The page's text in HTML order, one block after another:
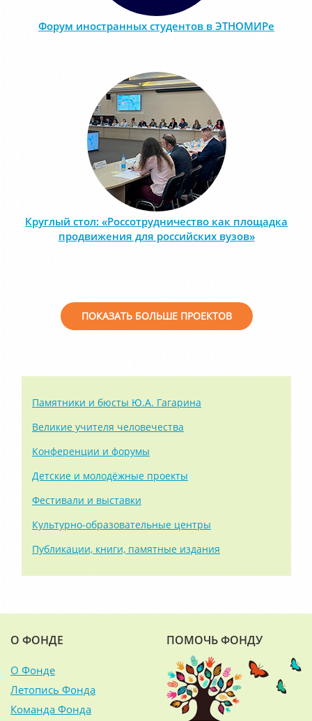
Форум иностранных студентов в ЭТНОМИРе
Круглый стол: «Россотрудничество как площадка
продвижения для российских вузов»
ПОКАЗАТЬ БОЛЬШЕ ПРОЕКТОВ
Памятники и бюсты Ю.А. Гагарина
Великие учителя человечества
Конференции и форумы
Детские и молодёжные проекты
Фестивали и выставки
Культурно-образовательные центры
Публикации, книги, памятные издания
О ФОНДЕ
О Фонде
Летопись Фонда
Команда Фонда
ПОМОЧЬ ФОНДУ